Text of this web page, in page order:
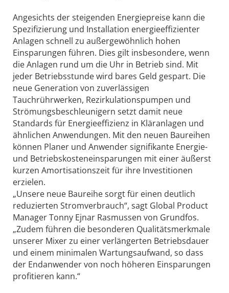
Angesichts der steigenden Energiepreise kann die
Spezifizierung und Installation energie­effizienter
Anlagen schnell zu außergewöhnlich hohen
Einsparungen führen. Dies gilt insbesondere, wenn
die Anlagen rund um die Uhr in Betrieb sind. Mit
jeder Betriebsstunde wird bares Geld gespart. Die
neue Generation von zuverlässigen
Tauchrührwerken, Rezirkulationspumpen und
Strömungsbeschleunigern setzt damit neue
Standards für Energieeffizienz in Kläranlagen und
ähnlichen Anwendungen. Mit den neuen Baureihen
können Planer und Anwender signifikante Energie-
und Betriebskosteneinsparungen mit einer äußerst
kurzen Amortisationszeit für ihre Investitionen
erzielen.
„Unsere neue Baureihe sorgt für einen deutlich
reduzierten Stromverbrauch“, sagt Global Product
Manager Tonny Ejnar Rasmussen von Grundfos.
„Zudem führen die besonderen Qualitätsmerkmale
unserer Mixer zu einer verlängerten Betriebsdauer
und einem minimalen Wartungsaufwand, so dass
der Endanwender von noch höheren Einsparungen
profitieren kann.“